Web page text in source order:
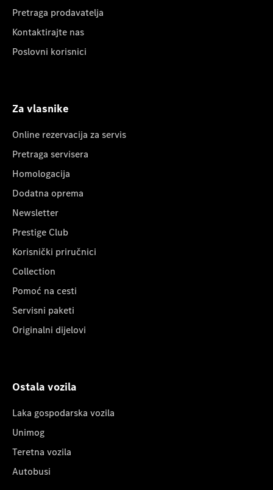
Pretraga prodavatelja
Kontaktirajte nas
Poslovni korisnici
Za vlasnike
Online rezervacija za servis
Pretraga servisera
Homologacija
Dodatna oprema
Newsletter
Prestige Club
Korisnički priručnici
Collection
Pomoć na cesti
Servisni paketi
Originalni dijelovi
Ostala vozila
Laka gospodarska vozila
Unimog
Teretna vozila
Autobusi